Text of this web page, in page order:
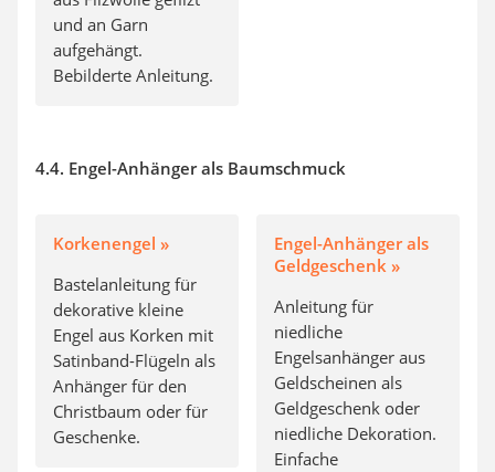
und an Garn
aufgehängt.
Bebilderte Anleitung.
4.4. Engel-Anhänger als Baumschmuck
Korkenengel »
Bastelanleitung für
dekorative kleine
Engel aus Korken mit
Satinband-Flügeln als
Anhänger für den
Christbaum oder für
Geschenke.
Engel-Anhänger als
Geldgeschenk »
Anleitung für
niedliche
Engelsanhänger aus
Geldscheinen als
Geldgeschenk oder
niedliche Dekoration.
Einfache